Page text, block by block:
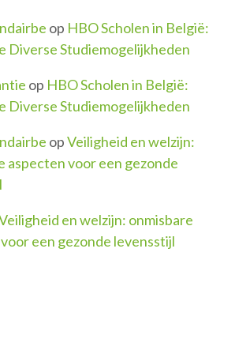
op HBO Scholen in België:
Diverse Studiemogelijkheden
op HBO Scholen in België:
Diverse Studiemogelijkheden
opVeiligheid en welzijn:
aspecten voor een gezonde
en welzijn: onmisbare
een gezonde levensstijl